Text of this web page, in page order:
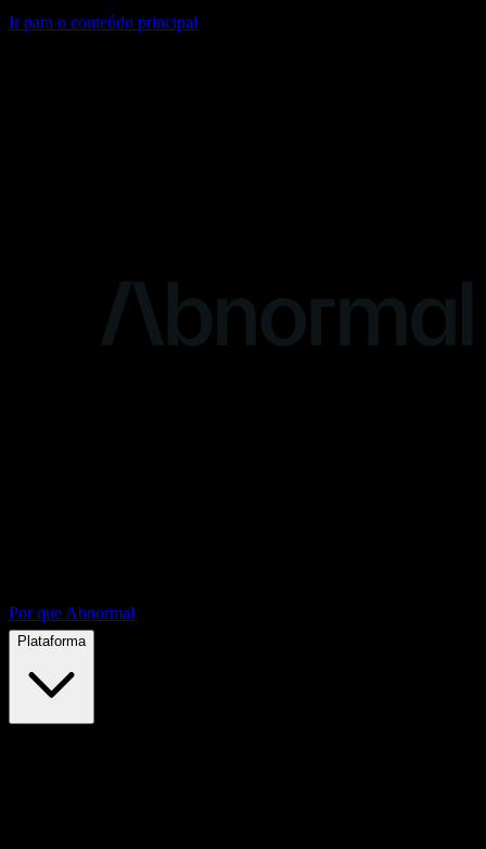
Ir para o conteúdo principal
Por que Abnormal
Plataforma